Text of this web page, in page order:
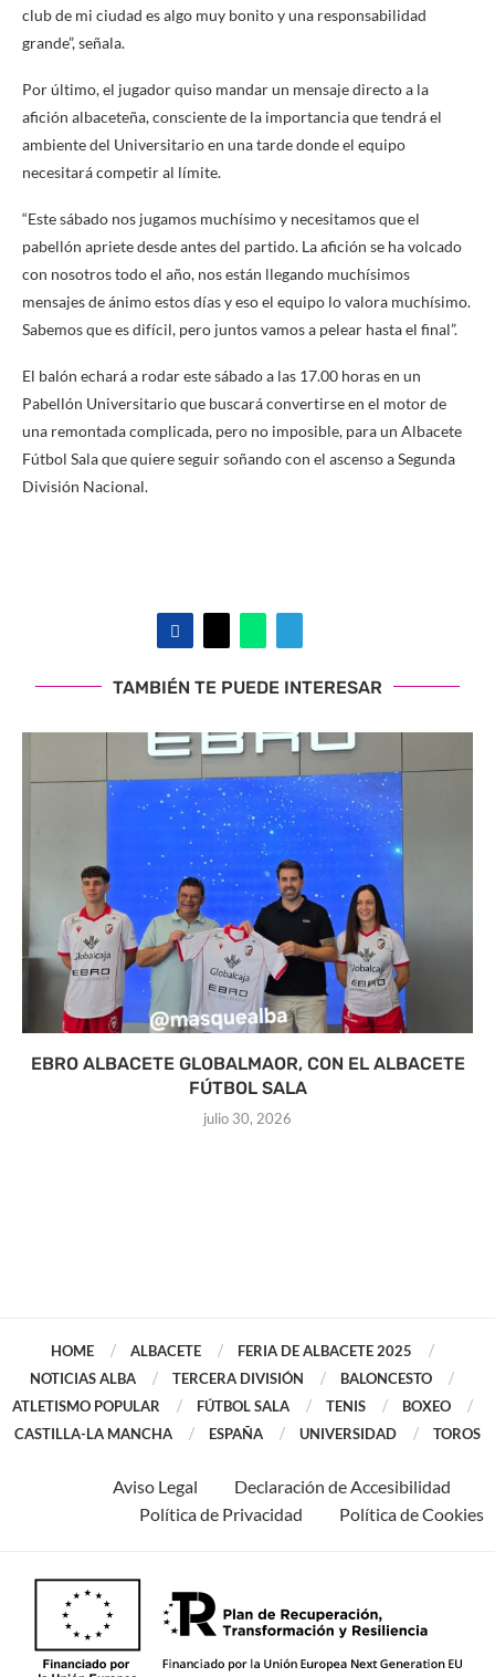
club de mi ciudad es algo muy bonito y una responsabilidad
grande”, señala.
Por último, el jugador quiso mandar un mensaje directo a la
afición albaceteña, consciente de la importancia que tendrá el
ambiente del Universitario en una tarde donde el equipo
necesitará competir al límite.
“Este sábado nos jugamos muchísimo y necesitamos que el
pabellón apriete desde antes del partido. La afición se ha volcado
con nosotros todo el año, nos están llegando muchísimos
mensajes de ánimo estos días y eso el equipo lo valora muchísimo.
Sabemos que es difícil, pero juntos vamos a pelear hasta el final”.
El balón echará a rodar este sábado a las 17.00 horas en un
Pabellón Universitario que buscará convertirse en el motor de
una remontada complicada, pero no imposible, para un Albacete
Fútbol Sala que quiere seguir soñando con el ascenso a Segunda
División Nacional.
TAMBIÉN TE PUEDE INTERESAR
EBRO ALBACETE GLOBALMAOR, CON EL ALBACETE
FÚTBOL SALA
julio 30, 2026
HOME ALBACETE
FERIA DE ALBACETE 2025
NOTICIAS ALBA
TERCERA DIVISIÓN
BALONCESTO
ATLETISMO POPULAR
FÚTBOL SALA TENIS
BOXEO
CASTILLA-LA MANCHA
ESPAÑA UNIVERSIDAD TOROS
Aviso Legal
Declaración de Accesibilidad
Política de Privacidad
Política de Cookies